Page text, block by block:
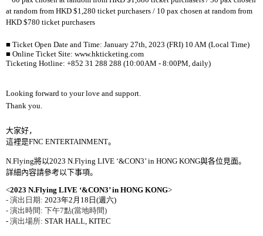
at random from HKD $1,280 ticket purchasers / 10 pax chosen at random from
HKD $780 ticket purchasers
■ Ticket Open Date and Time: January 27th, 2023 (FRI) 10 AM (Local Time)
■ Online Ticket Site: www.hkticketing.com
Ticketing Hotline: +852 31 288 288 (10:00AM - 8:00PM, daily)
Looking forward to your love and support.
Thank you.
大家好，
這裡是FNC ENTERTAINMENT。
N.Flying將以2023 N.Flying LIVE ‘&CON3’ in HONG KONG與各位見面。
詳細內容請參考以下事項。
<2023 N.Flying LIVE ‘&CON3’ in HONG KONG>
- 演出日期: 2023年2 月 18 日 (週六)
- 演出時間 : 下午7點(當地時間)
- 演出場所: STAR HALL, KITEC